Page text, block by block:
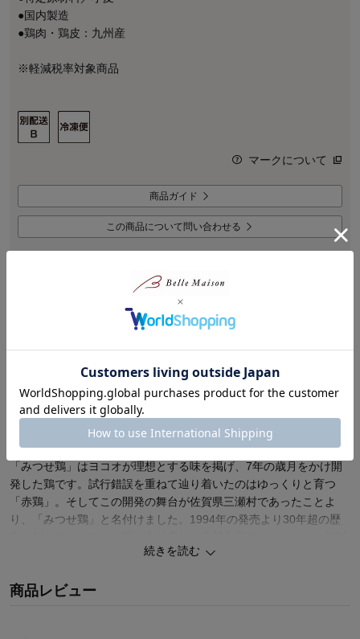
●国内製造
●鶏肉・鶏皮：九州産
※軽減税率対象商品
マークについて
商品ガイド
この商品について問い合わせる
生姜のシャリシャリ食感とキレのある辛さの生姜入り肉だんご
がらもなめらかで柔らかな食感に仕上げました。
生姜の風味がアクセントになって、美味しく体も心もぽかぽかに。
スープやお鍋に凍ったまま使えて便利！煮物などにもご利用いただ
「みつせ鶏」はヨコオが理想とする味を掲げ、7年の歳月をかけ開
発した鶏です。試行錯誤を重ねて辿り着いたのはゆっくりと育つ
「赤鶏」。そしてこの開発の舞台が佐賀県三瀬村であったことよ
り、「みつせ鶏」と名付けました。1994年の発売より30年超の歴
を与え、手間をかけて大切に育てます。そして先進の技術で加工
続きを読む
商品レビュー